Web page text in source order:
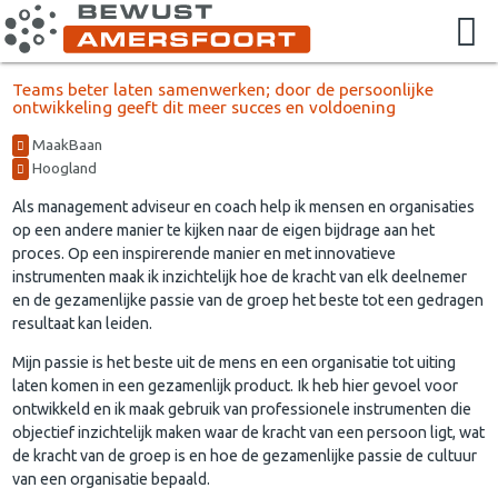
Teams beter laten samenwerken; door de persoonlijke
ontwikkeling geeft dit meer succes en voldoening
MaakBaan
Hoogland
Als management adviseur en coach help ik mensen en organisaties
op een andere manier te kijken naar de eigen bijdrage aan het
proces. Op een inspirerende manier en met innovatieve
instrumenten maak ik inzichtelijk hoe de kracht van elk deelnemer
en de gezamenlijke passie van de groep het beste tot een gedragen
resultaat kan leiden.
Mijn passie is het beste uit de mens en een organisatie tot uiting
laten komen in een gezamenlijk product. Ik heb hier gevoel voor
ontwikkeld en ik maak gebruik van professionele instrumenten die
objectief inzichtelijk maken waar de kracht van een persoon ligt, wat
de kracht van de groep is en hoe de gezamenlijke passie de cultuur
van een organisatie bepaald.